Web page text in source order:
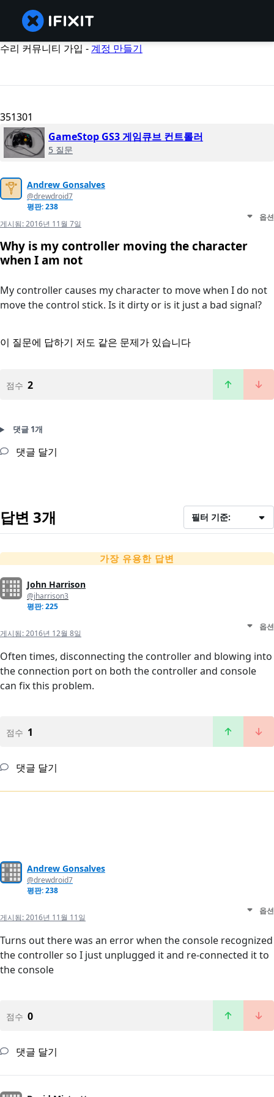
수리 커뮤니티 가입 -계정 만들기
351301
GameStop GS3 게임큐브 컨트롤러
5 질문
Andrew Gonsalves
@drewdroid7
평판: 238
게시됨:2016년 11월 7일
옵션
Why is my controller moving the character
when I am not
My controller causes my character to move when I do not
move the control stick. Is it dirty or is it just a bad signal?
이 질문에 답하기 저도 같은 문제가 있습니다
점수 2
댓글 1개
댓글 달기
답변 3개 필터 기준:
가장 유용한 답변
John Harrison
@jharrison3
평판: 225
게시됨:2016년 12월 8일
옵션
Often times, disconnecting the controller and blowing into
the connection port on both the controller and console
can fix this problem.
점수 1
댓글 달기
Andrew Gonsalves
@drewdroid7
평판: 238
게시됨:2016년 11월 11일
옵션
Turns out there was an error when the console recognized
the controller so I just unplugged it and re-connected it to
the console
점수 0
댓글 달기